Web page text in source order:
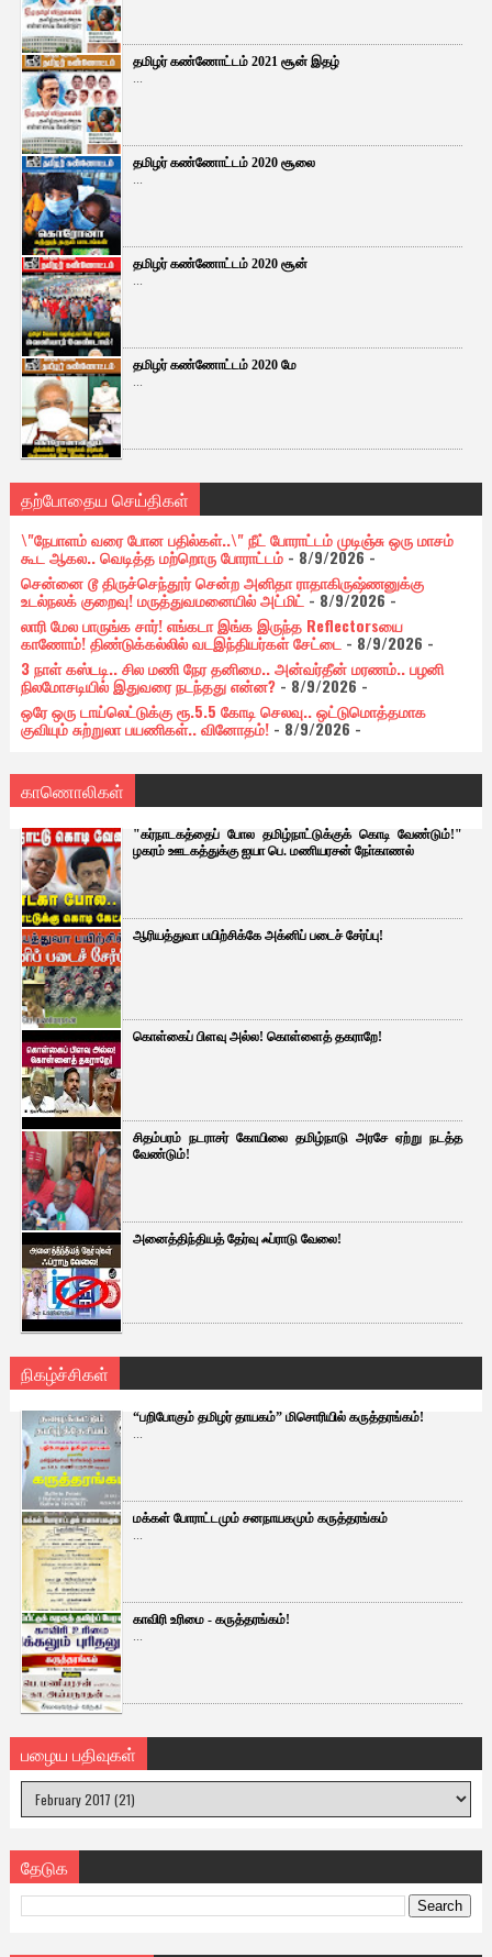
தமிழர் கண்ணோட்டம் 2021 சூன் இதழ்
...
தமிழர் கண்ணோட்டம் 2020 சூலை
...
தமிழர் கண்ணோட்டம் 2020 சூன்
...
தமிழர் கண்ணோட்டம் 2020 மே
...
தற்போதைய செய்திகள்
\"நேபாளம் வரை போன பதில்கள்..\" நீட் போராட்டம் முடிஞ்சு ஒரு மாசம்
கூட ஆகல.. வெடித்த மற்றொரு போராட்டம்- 8/9/2026-
சென்னை டூ திருச்செந்தூர் சென்ற அனிதா ராதாகிருஷ்ணனுக்கு
உடல்நலக் குறைவு! மருத்துவமனையில் அட்மிட் - 8/9/2026-
லாரி மேல பாருங்க சார்! எங்கடா இங்க இருந்த Reflectorsயை
காணோம்! திண்டுக்கல்லில் வடஇந்தியர்கள் சேட்டை - 8/9/2026 -
3 நாள் கஸ்டடி.. சில மணி நேர தனிமை.. அன்வர்தீன் மரணம்.. பழனி
நிலமோசடியில் இதுவரை நடந்தது என்ன?- 8/9/2026 -
ஒரே ஒரு டாய்லெட்டுக்கு ரூ.5.5 கோடி செலவு.. ஒட்டுமொத்தமாக
குவியும் சுற்றுலா பயணிகள்.. வினோதம்!- 8/9/2026 -
காணொலிகள்
"கர்நாடகத்தைப் போல தமிழ்நாட்டுக்குக் கொடி வேண்டும்!"
ழகரம் ஊடகத்துக்கு ஐயா பெ. மணியரசன் நோ்காணல்
ஆரியத்துவா பயிற்சிக்கே அக்னிப் படைச் சேர்ப்பு!
கொள்கைப் பிளவு அல்ல! கொள்ளைத் தகராறே!
சிதம்பரம் நடராசர் கோயிலை தமிழ்நாடு அரசே ஏற்று நடத்த
வேண்டும்!
அனைத்திந்தியத் தேர்வு ஃப்ராடு வேலை!
நிகழ்ச்சிகள்
“பறிபோகும் தமிழர் தாயகம்” மிசொரியில் கருத்தரங்கம்!
...
மக்கள் போராட்டமும் சனநாயகமும் கருத்தரங்கம்
...
காவிரி உரிமை - கருத்தரங்கம்!
...
பழைய பதிவுகள்
தேடுக